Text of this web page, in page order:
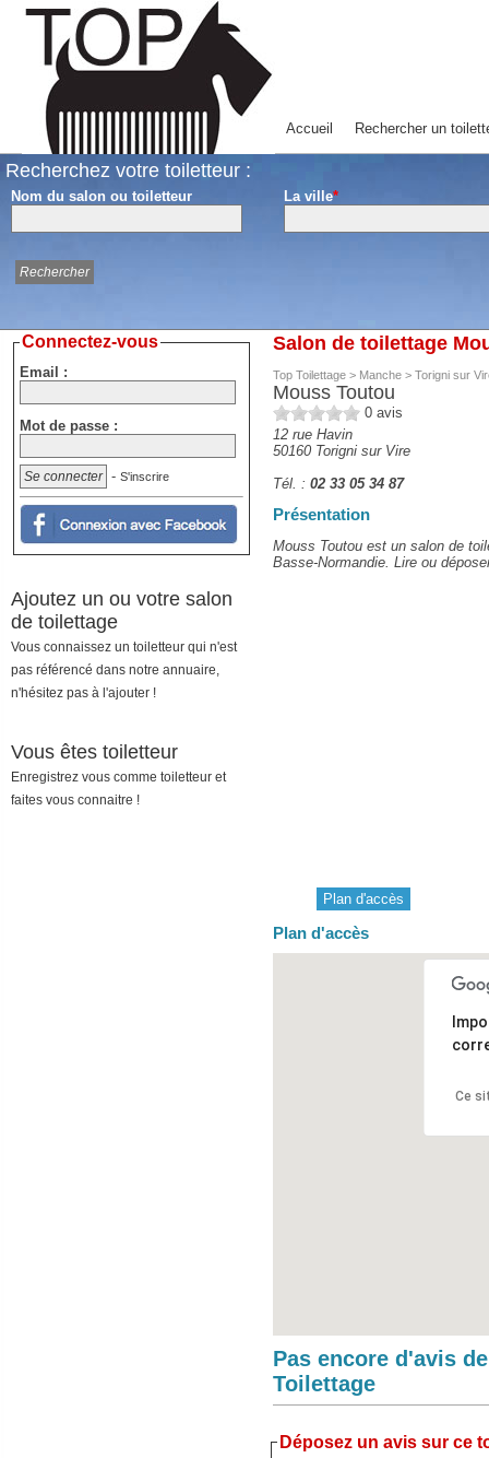
Accueil Rechercher un
Recherchez votre toiletteur :
Nom du salon ou toiletteur La ville*
Salon de toilettage
Top Toilettage > Manche > Torigni sur
Mouss Toutou
0 avis
12 rue Havin
50160 Torigni sur Vire
Tél. : 02 33 05 34 87
Présentation
Mouss Toutou est un salon de
Basse-Normandie. Lire ou
Plan d'accès
Plan d'accès
Ce
Pas encore d'avis
Toilettage
Déposez un avis sur ce
Connectez-vous
Email :
Mot de passe :
- S'inscrire
Ajoutez un ou votre salon
de toilettage
Vous connaissez un toiletteur qui n'est
pas référencé dans notre annuaire,
n'hésitez pas à l'ajouter !
Vous êtes toiletteur
Enregistrez vous comme toiletteur et
faites vous connaitre !